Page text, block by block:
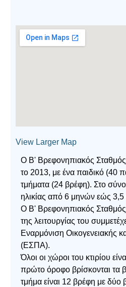
View Larger Map
Ο Β' Βρεφονηπιακός Σταθμός
το 2013, με ένα παιδικό (40
τμήματα (24 βρέφη). Στο
ηλικίας από 6 μηνών εώς 3,5
Ο Β' Βρεφονηπιακός
της λειτουργίας του
Εναρμόνιση Οικογενειακής
(ΕΣΠΑ).
Όλοι οι χώροι του κτιρίου
πρώτο όροφο βρίσκονται τα
τμήμα είναι 12 βρέφη με δύο